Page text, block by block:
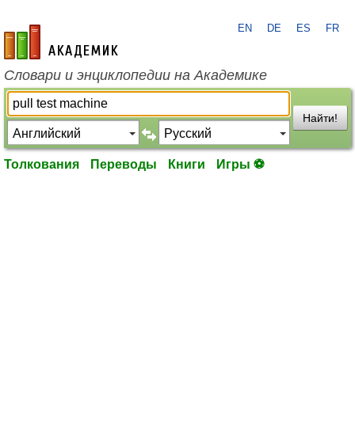
academic.ru
EN DE ES FR
Словари и энциклопедии на Академике
Найти!
Толкования Переводы Книги Игры ⚽